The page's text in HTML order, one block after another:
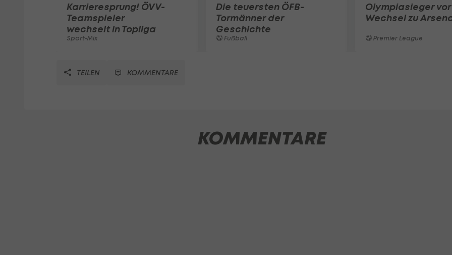
Karrieresprung! ÖVV-
Teamspieler
wechselt in Topliga
Sport-Mix
Die teuersten ÖFB-
Tormänner der
Geschichte
Fußball
Olympiasieger vor
Wechsel zu
Premier League
TEILEN KOMMENTARE
KOMMENTARE